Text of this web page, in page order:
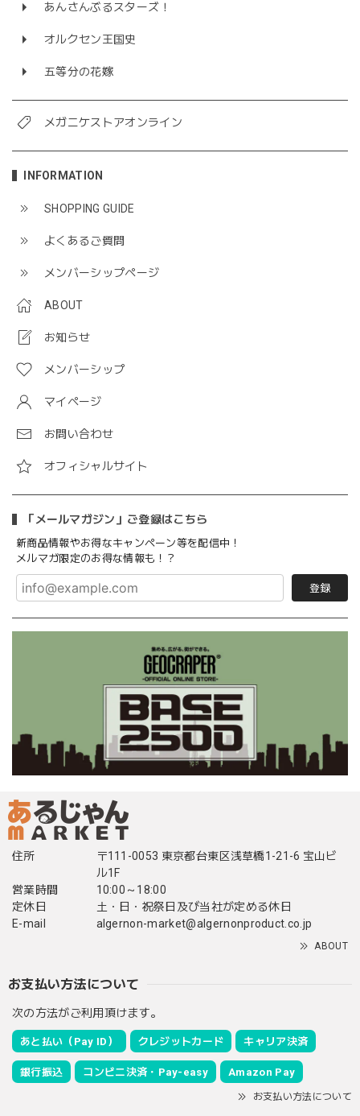
あんさんぶるスターズ！
オルクセン王国史
五等分の花嫁
メガニケストアオンライン
INFORMATION
SHOPPING GUIDE
よくあるご質問
メンバーシップページ
ABOUT
お知らせ
メンバーシップ
マイページ
お問い合わせ
オフィシャルサイト
「メールマガジン」ご登録はこちら
新商品情報やお得なキャンペーン等を配信中！
メルマガ限定のお得な情報も！？
登録
住所
〒111-0053 東京都台東区浅草橋1-21-6 宝山ビ
ル1F
営業時間
10:00～18:00
定休日
土・日・祝祭日及び当社が定める休日
E-mail
algernon-market@algernonproduct.co.jp
ABOUT
お支払い方法について
次の方法がご利用頂けます。
あと払い（Pay ID） クレジットカード キャリア決済
銀行振込 コンビニ決済・Pay-easy Amazon Pay
お支払い方法について